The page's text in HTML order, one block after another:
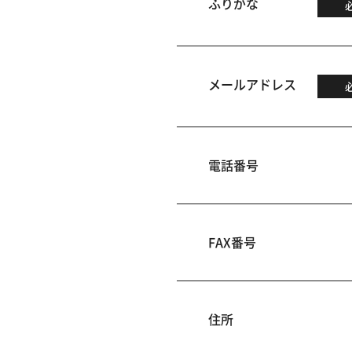
メールアドレス
電話番号
FAX番号
住所